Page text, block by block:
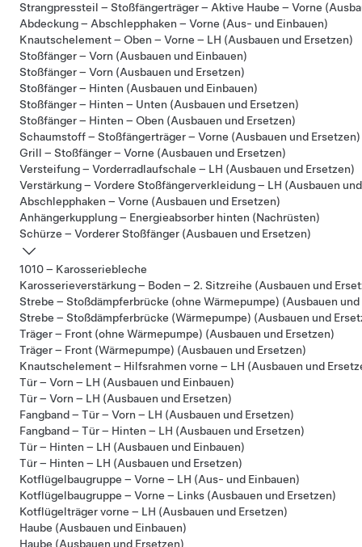
Strangpressteil – Stoßfängerträger – Aktive Haube – Vorne
Abdeckung – Abschlepphaken – Vorne (Aus- und Einbauen)
Knautschelement – Oben – Vorne – LH (Ausbauen und Ersetzen)
Stoßfänger – Vorn (Ausbauen und Einbauen)
Stoßfänger – Vorn (Ausbauen und Ersetzen)
Stoßfänger – Hinten (Ausbauen und Einbauen)
Stoßfänger – Hinten – Unten (Ausbauen und Ersetzen)
Stoßfänger – Hinten – Oben (Ausbauen und Ersetzen)
Schaumstoff – Stoßfängerträger – Vorne (Ausbauen und Ersetzen)
Grill – Stoßfänger – Vorne (Ausbauen und Ersetzen)
Versteifung – Vorderradlaufschale – LH (Ausbauen und Ersetzen)
Verstärkung – Vordere Stoßfängerverkleidung – LH (Ausbauen
Abschlepphaken – Vorne (Ausbauen und Ersetzen)
Anhängerkupplung – Energieabsorber hinten (Nachrüsten)
Schürze – Vorderer Stoßfänger (Ausbauen und Ersetzen)
1010 – Karosseriebleche
Karosserieverstärkung – Boden – 2. Sitzreihe (Ausbauen und
Strebe – Stoßdämpferbrücke (ohne Wärmepumpe) (Ausbauen
Strebe – Stoßdämpferbrücke (Wärmepumpe) (Ausbauen und
Träger – Front (ohne Wärmepumpe) (Ausbauen und Ersetzen)
Träger – Front (Wärmepumpe) (Ausbauen und Ersetzen)
Knautschelement – Hilfsrahmen vorne – LH (Ausbauen und
Tür – Vorn – LH (Ausbauen und Einbauen)
Tür – Vorn – LH (Ausbauen und Ersetzen)
Fangband – Tür – Vorn – LH (Ausbauen und Ersetzen)
Fangband – Tür – Hinten – LH (Ausbauen und Ersetzen)
Tür – Hinten – LH (Ausbauen und Einbauen)
Tür – Hinten – LH (Ausbauen und Ersetzen)
Kotflügelbaugruppe – Vorne – LH (Aus- und Einbauen)
Kotflügelbaugruppe – Vorne – Links (Ausbauen und Ersetzen)
Kotflügelträger vorne – LH (Ausbauen und Ersetzen)
Haube (Ausbauen und Einbauen)
Haube (Ausbauen und Ersetzen)